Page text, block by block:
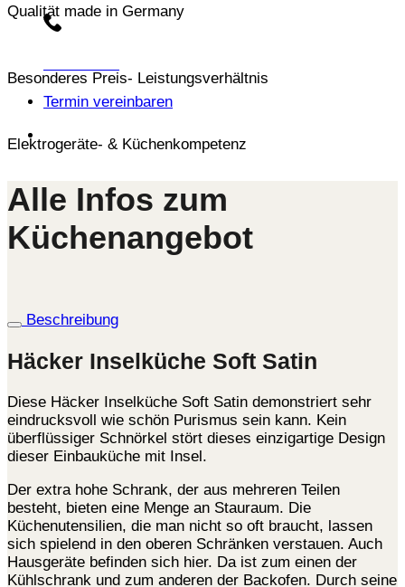
Termin vereinbaren
Qualität made in Germany
Besonderes Preis- Leistungsverhältnis
Elektrogeräte- & Küchenkompetenz
Alle Infos zum
Küchenangebot
Beschreibung
Häcker Inselküche Soft Satin
Diese Häcker Inselküche Soft Satin demonstriert sehr
eindrucksvoll wie schön Purismus sein kann. Kein
überflüssiger Schnörkel stört dieses einzigartige Design
dieser Einbauküche mit Insel.
Der extra hohe Schrank, der aus mehreren Teilen
besteht, bieten eine Menge an Stauraum. Die
Küchenutensilien, die man nicht so oft braucht, lassen
sich spielend in den oberen Schränken verstauen. Auch
Hausgeräte befinden sich hier. Da ist zum einen der
Kühlschrank und zum anderen der Backofen. Durch seine